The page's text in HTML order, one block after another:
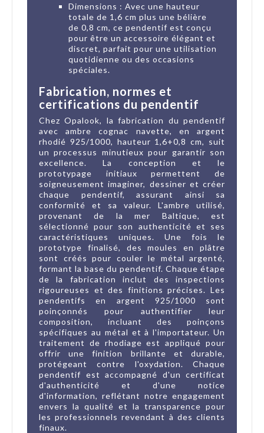
Dimensions : Avec une hauteur
totale de 1,6 cm plus une bélière
de 0,8 cm, ce pendentif est conçu
pour être un accessoire élégant et
discret, parfait pour une utilisation
quotidienne ou des occasions
spéciales.
Fabrication, normes et
certifications du pendentif
Chez Opalook, la fabrication du pendentif
avec ambre cognac navette, en argent
rhodié 925/1000, hauteur 1,6+0,8 cm, suit
un processus minutieux pour garantir son
excellence. La conception et le
prototypage initiaux permettent de
soigneusement imaginer, dessiner et créer
chaque pendentif, assurant ainsi sa
conformité et sa valeur. L'ambre utilisé,
provenant de la mer Baltique, est
sélectionné pour son authenticité et ses
caractéristiques uniques. Une fois le
prototype finalisé, des moules en plâtre
sont créés pour couler le métal argenté,
formant la base du pendentif. Chaque étape
de la fabrication inclut des inspections
rigoureuses et des finitions précises. Les
pendentifs en argent 925/1000 sont
poinçonnés pour authentifier leur
composition, incluant des poinçons
spécifiques au métal et à l'importateur. Un
traitement de rhodiage est appliqué pour
offrir une finition brillante et durable,
protégeant contre l'oxydation. Chaque
pendentif est accompagné d'un certificat
d'authenticité et d'une notice
d'information, reflétant notre engagement
envers la qualité et la transparence pour
les professionnels revendant à des clients
finaux.